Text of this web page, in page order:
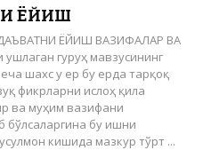
ЁЙИШ
гуруҳ мавзусининг
шахс у ер бу ерда тарқоқ
фикрларни ислоҳ қила
ва муҳим вазифани
бўлсаларгина бу ишни
кишида мазкур тўрт ...